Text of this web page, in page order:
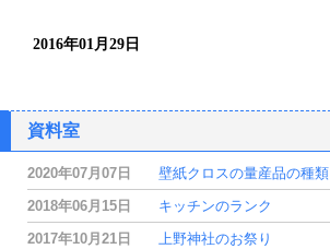
2016年01月29日
資料室
2020年07月07日
壁紙クロスの量産品の種類
2018年06月15日
キッチンのランク
2017年10月21日
上野神社のお祭り